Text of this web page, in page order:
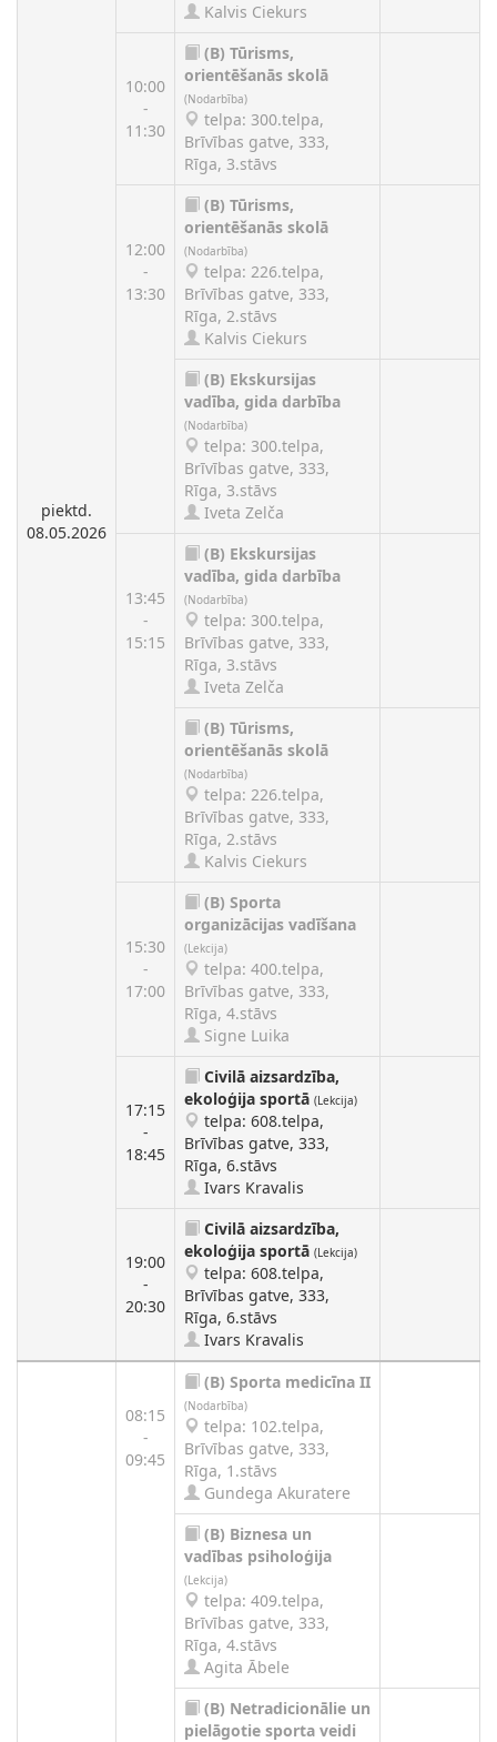
piektd.
08.05.2026
Kalvis Ciekurs
10:00
-
11:30
(B) Tūrisms,
orientēšanās skolā
(Nodarbība)
telpa: 300.telpa,
Brīvības gatve, 333,
Rīga, 3.stāvs
12:00
-
13:30
(B) Tūrisms,
orientēšanās skolā
(Nodarbība)
telpa: 226.telpa,
Brīvības gatve, 333,
Rīga, 2.stāvs
Kalvis Ciekurs
(B) Ekskursijas
vadība, gida darbība
(Nodarbība)
telpa: 300.telpa,
Brīvības gatve, 333,
Rīga, 3.stāvs
Iveta Zelča
13:45
-
15:15
(B) Ekskursijas
vadība, gida darbība
(Nodarbība)
telpa: 300.telpa,
Brīvības gatve, 333,
Rīga, 3.stāvs
Iveta Zelča
(B) Tūrisms,
orientēšanās skolā
(Nodarbība)
telpa: 226.telpa,
Brīvības gatve, 333,
Rīga, 2.stāvs
Kalvis Ciekurs
15:30
-
17:00
(B) Sporta
organizācijas vadīšana
(Lekcija)
telpa: 400.telpa,
Brīvības gatve, 333,
Rīga, 4.stāvs
Signe Luika
17:15
-
18:45
Civilā aizsardzība,
ekoloģija sportā (Lekcija)
telpa: 608.telpa,
Brīvības gatve, 333,
Rīga, 6.stāvs
Ivars Kravalis
19:00
-
20:30
Civilā aizsardzība,
ekoloģija sportā (Lekcija)
telpa: 608.telpa,
Brīvības gatve, 333,
Rīga, 6.stāvs
Ivars Kravalis
08:15
-
09:45
(B) Sporta medicīna II
(Nodarbība)
telpa: 102.telpa,
Brīvības gatve, 333,
Rīga, 1.stāvs
Gundega Akuratere
(B) Biznesa un
vadības psiholoģija
(Lekcija)
telpa: 409.telpa,
Brīvības gatve, 333,
Rīga, 4.stāvs
Agita Ābele
(B) Netradicionālie un
pielāgotie sporta veidi